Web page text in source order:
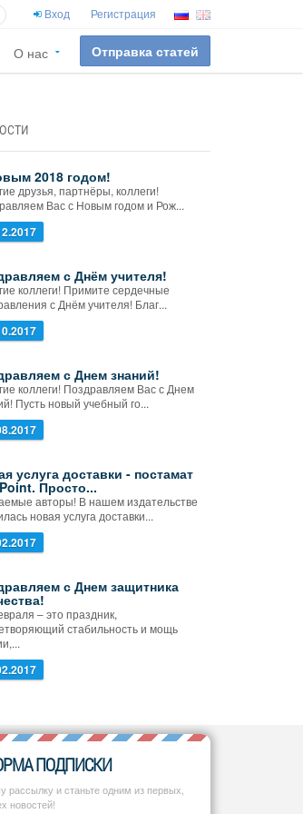
Вход Регистрация
О нас Отправка статей
2018 годом!
друзья, партнёры, коллеги!
Вас с Новым годом и Рож...
с Днём учителя!
коллеги! Примите сердечные
с Днём учителя! Благ...
с Днем знаний!
коллеги! Поздравляем Вас с Днем
Пусть новый учебный го...
услуга доставки - постамат
Просто...
авторы! В нашем издательстве
новая услуга доставки...
с Днем защитника
– это праздник,
стабильность и мощь
ПОДПИСКИ
рассылку и станьте одним из первых,
новостей!